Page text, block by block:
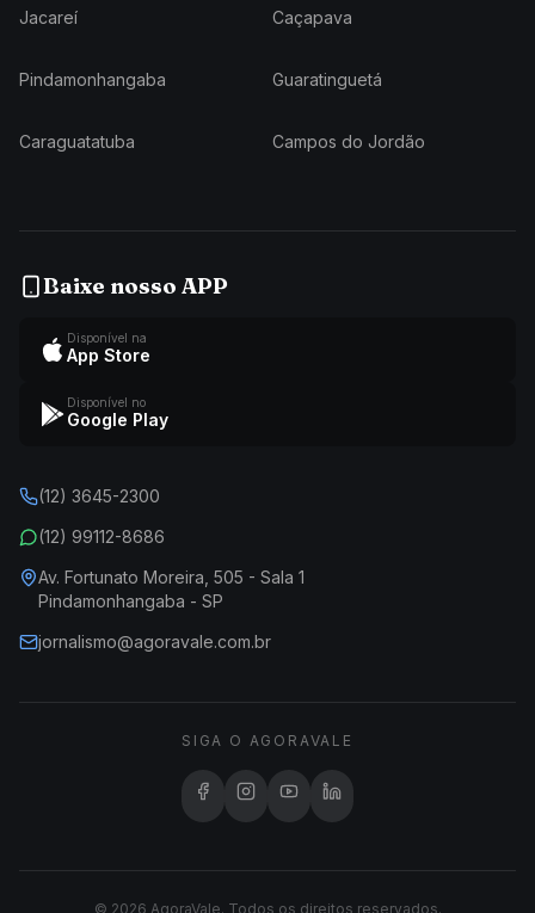
Jacareí Caçapava
Pindamonhangaba Guaratinguetá
Caraguatatuba Campos do Jordão
Baixe nosso APP
Disponível na
App Store
Disponível no
Google Play
(12) 3645-2300
(12) 99112-8686
Av. Fortunato Moreira, 505 - Sala 1
Pindamonhangaba - SP
jornalismo@agoravale.com.br
SIGA O AGORAVALE
© 2026 AgoraVale. Todos os direitos reservados.